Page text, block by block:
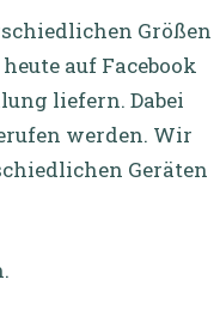
Größen
auf Facebook
liefern. Dabei
werden. Wir
Geräten